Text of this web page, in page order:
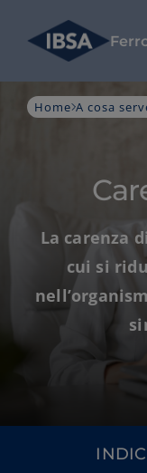
Home A cosa
La carenza
cui si